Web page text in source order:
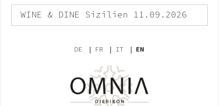
WINE & DINE Sizilien 11.09.2026
DE | FR | IT | EN